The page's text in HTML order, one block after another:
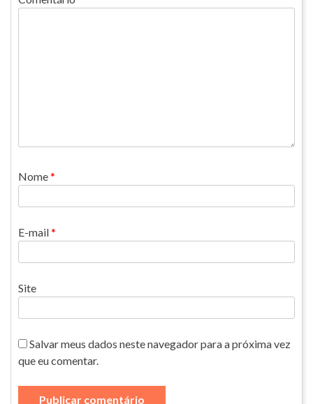
Nome*
E-mail*
Site
Salvar meus dados neste navegador para a próxima vez
que eu comentar.